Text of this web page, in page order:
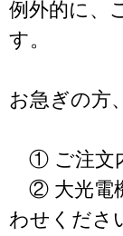
例外的に、
す。
お急ぎの方
① ご注文
② 大光電
わせくださ